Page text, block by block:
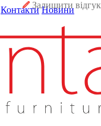
Контакти Новини
Залишити відгук